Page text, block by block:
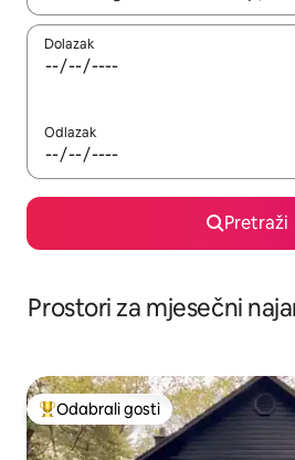
Dolazak
Odlazak
Pretraži
Prostori za mjesečni
Među najviše rangiranima s
Odabrali gosti